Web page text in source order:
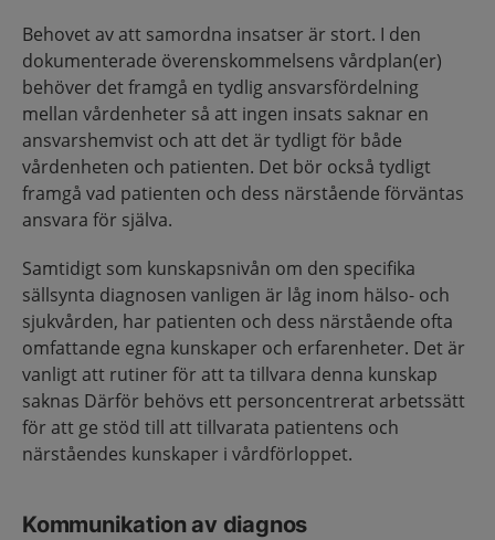
Behovet av att samordna insatser är stort. I den
dokumenterade överenskommelsens vårdplan(er)
behöver det framgå en tydlig ansvarsfördelning
mellan vårdenheter så att ingen insats saknar en
ansvarshemvist och att det är tydligt för både
vårdenheten och patienten. Det bör också tydligt
framgå vad patienten och dess närstående förväntas
ansvara för själva.
Samtidigt som kunskapsnivån om den specifika
sällsynta diagnosen vanligen är låg inom hälso- och
sjukvården, har patienten och dess närstående ofta
omfattande egna kunskaper och erfarenheter. Det är
vanligt att rutiner för att ta tillvara denna kunskap
saknas Därför behövs ett personcentrerat arbetssätt
för att ge stöd till att tillvarata patientens och
närståendes kunskaper i vårdförloppet.
Kommunikation av diagnos